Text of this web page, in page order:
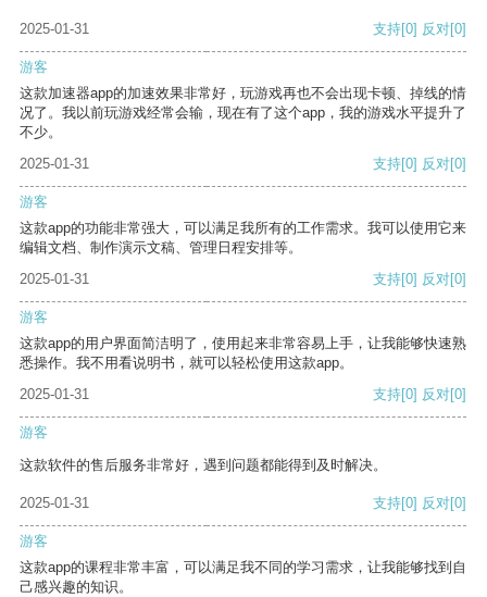
2025-01-31 支持[0] 反对[0]
游客
这款加速器app的加速效果非常好，玩游戏再也不会出现卡顿、掉线的情
况了。我以前玩游戏经常会输，现在有了这个app，我的游戏水平提升了
不少。
2025-01-31
支持[0] 反对[0]
游客
这款app的功能非常强大，可以满足我所有的工作需求。我可以使用它来
编辑文档、制作演示文稿、管理日程安排等。
2025-01-31
支持[0] 反对[0]
游客
这款app的用户界面简洁明了，使用起来非常容易上手，让我能够快速熟
悉操作。我不用看说明书，就可以轻松使用这款app。
2025-01-31
支持[0] 反对[0]
游客
这款软件的售后服务非常好，遇到问题都能得到及时解决。
2025-01-31 支持[0] 反对[0]
游客
这款app的课程非常丰富，可以满足我不同的学习需求，让我能够找到自
己感兴趣的知识。